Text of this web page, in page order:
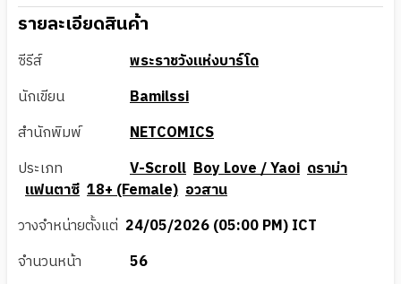
รายละเอียดสินค้า
ซีรีส์
พระราชวังแห่งบาร์โด
นักเขียน
Bamilssi
สำนักพิมพ์
NETCOMICS
ประเภท
V-Scroll Boy Love / Yaoi ดราม่า
แฟนตาซี 18+ (Female) อวสาน
วางจำหน่ายตั้งแต่ 24/05/2026 (05:00 PM) ICT
จำนวนหน้า
56